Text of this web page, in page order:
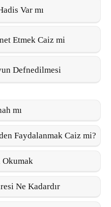
Var mı
Etmek Caiz mi
Defnedilmesi
mı
Faydalanmak Caiz mi?
Okumak
Ne Kadardır